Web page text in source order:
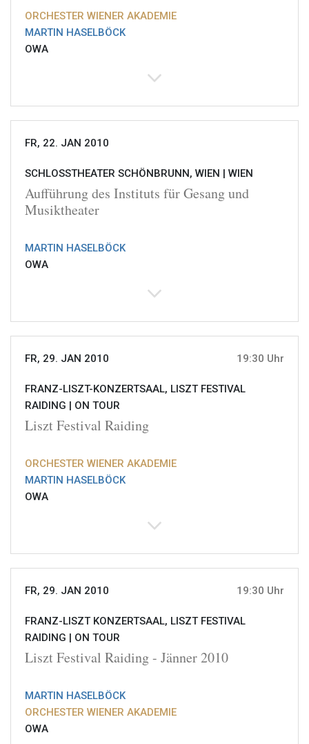
ORCHESTER WIENER AKADEMIE
MARTIN HASELBÖCK
OWA
FR, 22. JAN 2010
SCHLOSSTHEATER SCHÖNBRUNN, WIEN | WIEN
Aufführung des Instituts für Gesang und
Musiktheater
MARTIN HASELBÖCK
OWA
FR, 29. JAN 2010 19:30 Uhr
FRANZ-LISZT-KONZERTSAAL, LISZT FESTIVAL
RAIDING | ON TOUR
Liszt Festival Raiding
ORCHESTER WIENER AKADEMIE
MARTIN HASELBÖCK
OWA
FR, 29. JAN 2010 19:30 Uhr
FRANZ-LISZT KONZERTSAAL, LISZT FESTIVAL
RAIDING | ON TOUR
Liszt Festival Raiding - Jänner 2010
MARTIN HASELBÖCK
ORCHESTER WIENER AKADEMIE
OWA